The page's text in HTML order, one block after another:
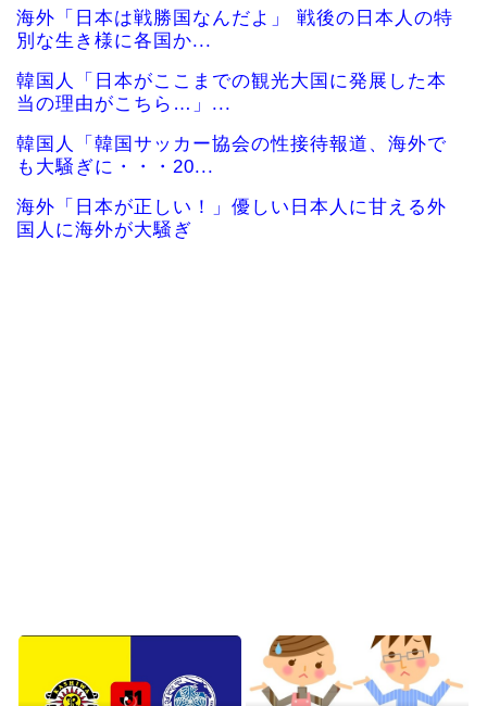
海外「日本は戦勝国なんだよ」 戦後の日本人の特
別な生き様に各国か...
韓国人「日本がここまでの観光大国に発展した本
当の理由がこちら…」...
韓国人「韓国サッカー協会の性接待報道、海外で
も大騒ぎに・・・20...
海外「日本が正しい！」優しい日本人に甘える外
国人に海外が大騒ぎ